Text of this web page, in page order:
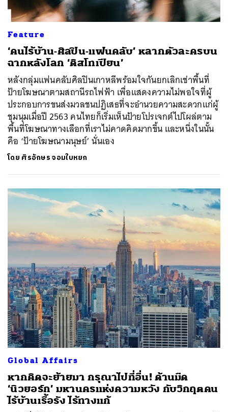
Feature
‘คนไร้บ้าน-ศิลปิน-แฟนคลับ’ หลากตัวละครบน
ฉากหลังโลก ‘ดิสโทเปียน’
หลังกลุ่มแฟนคลับศิลปินเกาหลีพร้อมใจกันยกเลิกเช่าพื้นที่
ป้ายโฆษณาตามสถานีรถไฟฟ้า เพื่อแสดงความไม่พอใจที่ผู้
ประกอบการขนส่งมวลชนปฏิเสธที่จะอำนวยความสะดวกแก่ผู้
ชุมนุมเมื่อปี 2563 คนไทยก็เริ่มเห็นป้ายโปรเจกต์ไปโผล่ตาม
พื้นที่โฆษณาทางเลือกที่เราไม่คาดคิดมากขึ้น และหนึ่งในนั้น
คือ ‘ป้ายโฆษณามนุษย์’ นั่นเอง
โดย ศิรอักษร จอมใบหยก
Global Affairs
หากคิดจะย้ายมา กรุณาไปที่อื่น! ด้านมืด
‘นิวยอร์ก’ มหานครแห่งความหวัง กับวิกฤตคน
ไร้บ้านเรื้อรัง ไร้ทางแก้